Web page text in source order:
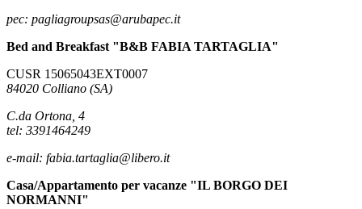
pec: pagliagroupsas@arubapec.it
Bed and Breakfast "B&B FABIA TARTAGLIA"
CUSR 15065043EXT0007
84020 Colliano (SA)
C.da Ortona, 4
tel: 3391464249
e-mail: fabia.tartaglia@libero.it
Casa/Appartamento per vacanze "IL BORGO DEI
NORMANNI"